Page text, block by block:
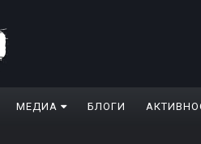
МЕДИА БЛОГИ